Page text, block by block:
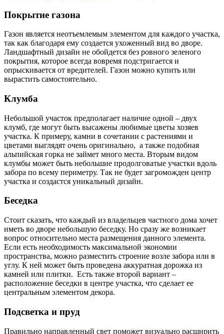
Покрытие газона
Газон является неотъемлемым элементом для каждого участка,
так как благодаря ему создается ухоженный вид во дворе.
Ландшафтный дизайн не обойдется без ровного зеленого
покрытия, которое всегда вовремя подстригается и
опрыскивается от вредителей. Газон можно купить или
вырастить самостоятельно.
Клумба
Небольшой участок предполагает наличие одной – двух
клумб, где могут быть высажены любимые цветы хозяев
участка. К примеру, камни в сочетании с растениями и
цветами выглядят очень оригинально, а также подобная
альпийская горка не займет много места. Вторым видом
клумбы может быть небольшие продолговатые участки вдоль
забора по всему периметру. Так не будет загроможден центр
участка и создастся уникальный дизайн.
Беседка
Стоит сказать, что каждый из владельцев частного дома хочет
иметь во дворе небольшую беседку. Но сразу же возникает
вопрос относительно места размещения данного элемента.
Если есть необходимость максимальной экономии
пространства, можно разместить строение возле забора или в
углу. К ней может быть проведена аккуратная дорожка из
камней или плитки. Есть также второй вариант –
расположение беседки в центре участка, что сделает ее
центральным элементом декора.
Подсветка и пруд
Правильно направленный свет поможет визуально расширить